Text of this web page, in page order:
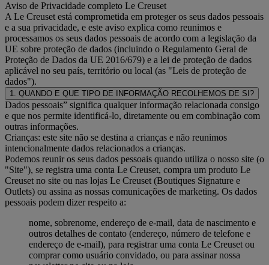
Aviso de Privacidade completo Le Creuset
A Le Creuset está comprometida em proteger os seus dados pessoais
e a sua privacidade, e este aviso explica como reunimos e
processamos os seus dados pessoais de acordo com a legislação da
UE sobre proteção de dados (incluindo o Regulamento Geral de
Proteção de Dados da UE 2016/679) e a lei de proteção de dados
aplicável no seu país, território ou local (as "Leis de proteção de
dados").
1. QUANDO E QUE TIPO DE INFORMAÇÃO RECOLHEMOS DE SI?
Dados pessoais” significa qualquer informação relacionada consigo
e que nos permite identificá-lo, diretamente ou em combinação com
outras informações.
Crianças: este site não se destina a crianças e não reunimos
intencionalmente dados relacionados a crianças.
Podemos reunir os seus dados pessoais quando utiliza o nosso site (o
"Site"), se registra uma conta Le Creuset, compra um produto Le
Creuset no site ou nas lojas Le Creuset (Boutiques Signature e
Outlets) ou assina as nossas comunicações de marketing. Os dados
pessoais podem dizer respeito a:
nome, sobrenome, endereço de e-mail, data de nascimento e
outros detalhes de contato (endereço, número de telefone e
endereço de e-mail), para registrar uma conta Le Creuset ou
comprar como usuário convidado, ou para assinar nossa